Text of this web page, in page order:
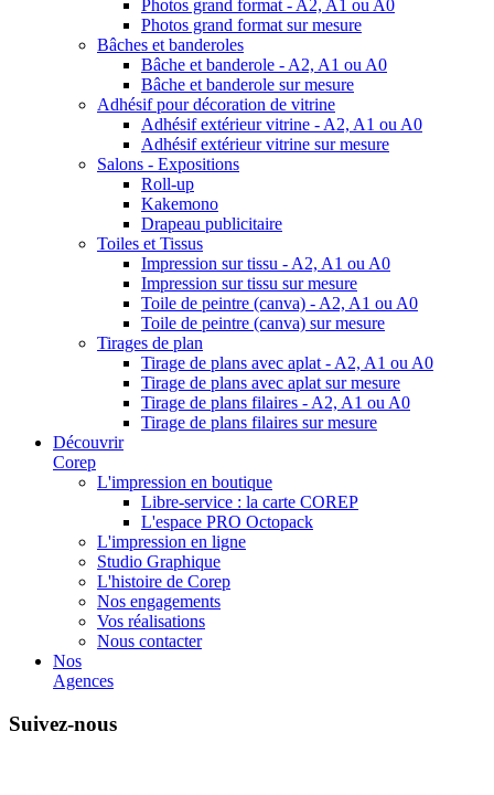
Photos grand format - A2, A1 ou A0
Photos grand format sur mesure
Bâches et banderoles
Bâche et banderole - A2, A1 ou A0
Bâche et banderole sur mesure
Adhésif pour décoration de vitrine
Adhésif extérieur vitrine - A2, A1 ou A0
Adhésif extérieur vitrine sur mesure
Salons - Expositions
Roll-up
Kakemono
Drapeau publicitaire
Toiles et Tissus
Impression sur tissu - A2, A1 ou A0
Impression sur tissu sur mesure
Toile de peintre (canva) - A2, A1 ou A0
Toile de peintre (canva) sur mesure
Tirages de plan
Tirage de plans avec aplat - A2, A1 ou A0
Tirage de plans avec aplat sur mesure
Tirage de plans filaires - A2, A1 ou A0
Tirage de plans filaires sur mesure
Découvrir
Corep
L'impression en boutique
Libre-service : la carte COREP
L'espace PRO Octopack
L'impression en ligne
Studio Graphique
L'histoire de Corep
Nos engagements
Vos réalisations
Nous contacter
Nos
Agences
Suivez-nous